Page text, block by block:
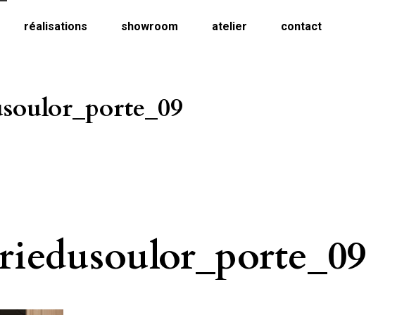
réalisations showroom atelier contact